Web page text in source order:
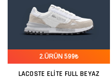
2.ÜRÜN 599₺
LACOSTE ELITE FULL BEYAZ